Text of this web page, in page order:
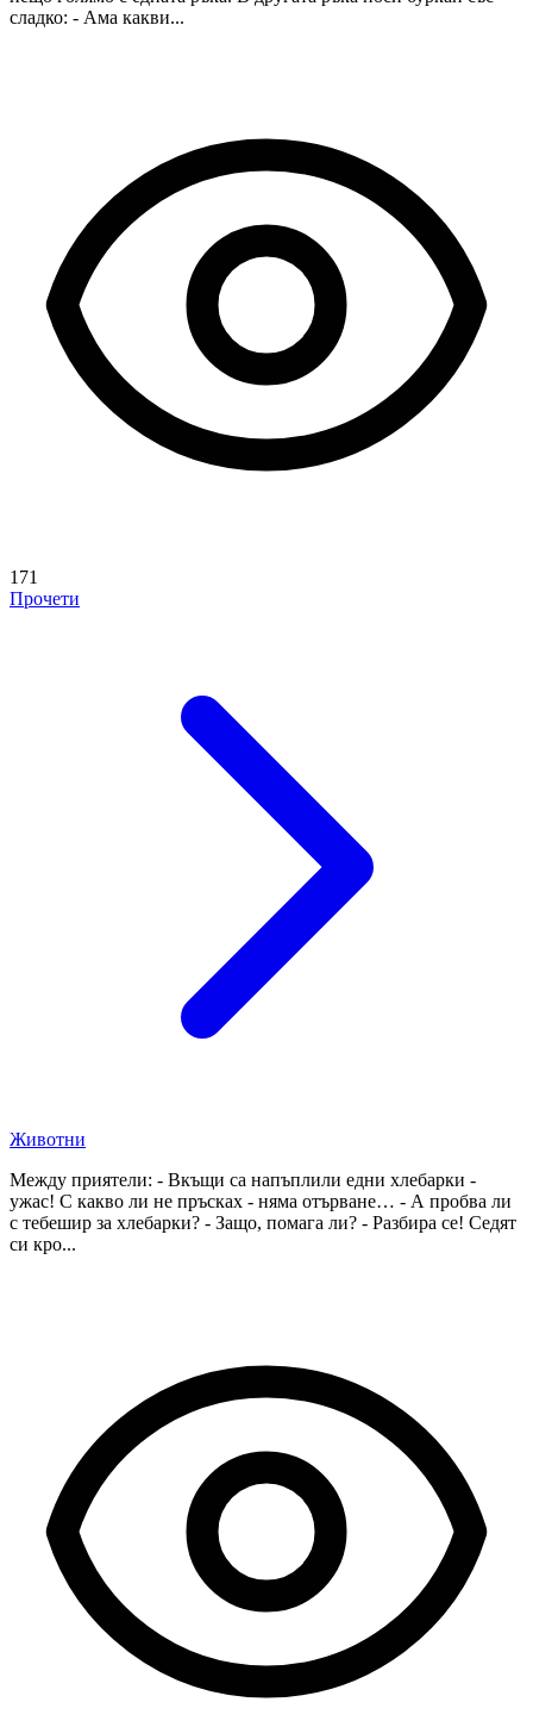
сладко: - Ама какви...
171
Прочети
Животни
Между приятели: - Вкъщи са напъплили едни хлебарки -
ужас! С какво ли не пръсках - няма отърване… - А пробва ли
с тебешир за хлебарки? - Защо, помага ли? - Разбира се! Седят
си кро...